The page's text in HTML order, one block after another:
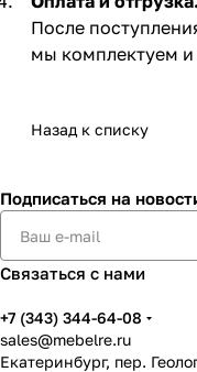
После
мы комплектуем и
Назад к списку
Подписаться на
Связаться с нами
+7 (343) 344-64-08
sales@mebelre.ru
Екатеринбург, пер.